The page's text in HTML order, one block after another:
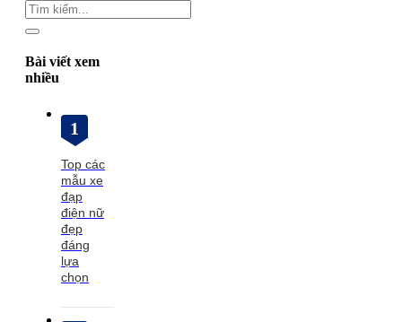
Bài viết xem
nhiều
1
Top các
mẫu xe
đạp
điện nữ
đẹp
đáng
lựa
chọn